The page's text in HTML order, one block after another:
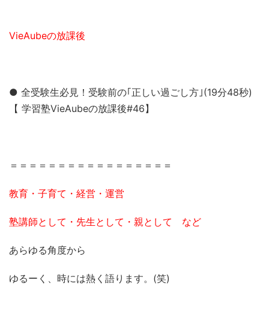
VieAubeの放課後
● 全受験生必見！受験前の｢正しい過ごし方｣(19分48秒)
【 学習塾VieAubeの放課後#46】
＝＝＝＝＝＝＝＝＝＝＝＝＝＝＝＝＝
教育・子育て・経営・運営
塾講師として・先生として・親として など
あらゆる角度から
ゆるーく、時には熱く語ります。(笑)